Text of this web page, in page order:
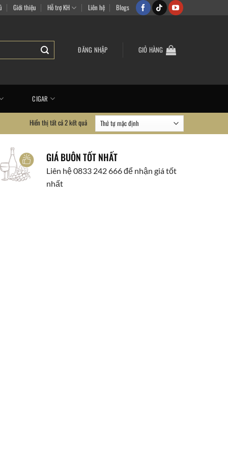
sắm vui vẻ
Giới thiệu Hỗ trợ KH Liên hệ Blogs
ĐĂNG NHẬP GIỎ HÀNG
CIGAR
Hiển thị tất cả 2 kết quả
GIÁ BUÔN TỐT NHẤT
Liên hệ 0833 242 666 để nhận giá tốt
nhất